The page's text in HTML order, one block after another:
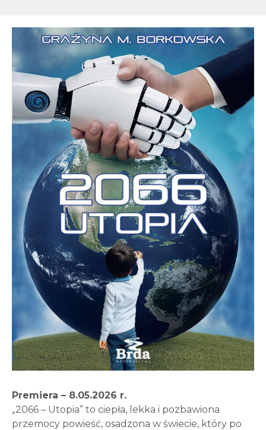
Premiera – 8.05.2026 r.
„2066 – Utopia” to ciepła, lekka i pozbawiona
przemocy powieść, osadzona w świecie, który po